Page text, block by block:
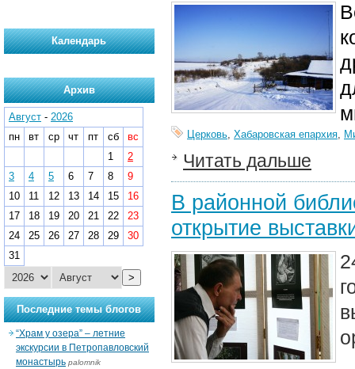
Церковь, Хабаровская епархия,
Читать дальше
В районной
открытие
Календарь
Архив
Август - 2026
пн
вт ср чт пт сб
вс
1
2
3
4 5 6 7 8
9
10
11 12 13 14 15
16
17
18 19 20 21 22
23
24
25 26 27 28 29
30
31
>
Последние темы блогов
“Храм у озера” – летние
экскурсии в Петропавловский
монастырь palomnik